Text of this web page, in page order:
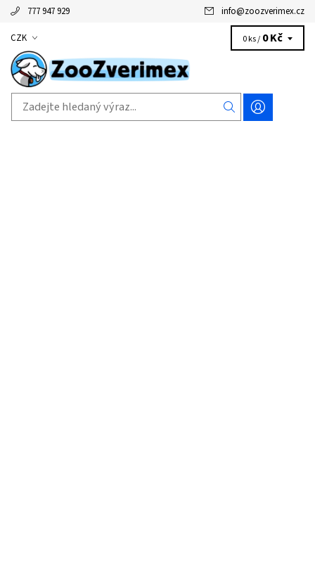
777 947 929 info@zoozverimex.cz
CZK 0 ks / 0 Kč